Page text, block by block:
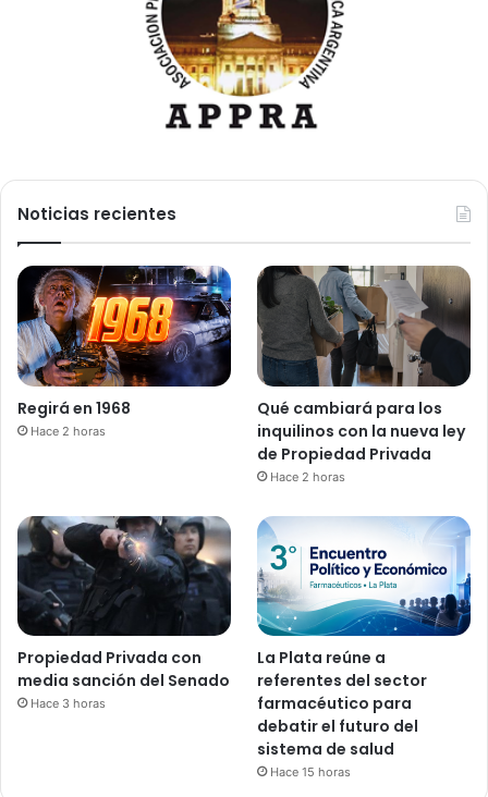
Noticias recientes
Regirá en 1968
Hace 2 horas
Qué cambiará para los
inquilinos con la nueva ley
de Propiedad Privada
Hace 2 horas
Propiedad Privada con
media sanción del Senado
Hace 3 horas
La Plata reúne a
referentes del sector
farmacéutico para
debatir el futuro del
sistema de salud
Hace 15 horas